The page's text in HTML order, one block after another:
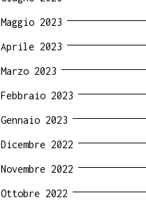
Maggio 2023
Aprile 2023
Marzo 2023
Febbraio 2023
Gennaio 2023
Dicembre 2022
Novembre 2022
Ottobre 2022